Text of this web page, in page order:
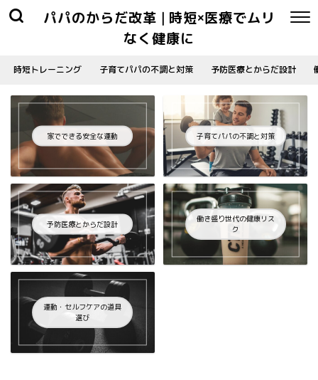
パパのからだ改革 | 時短×医療でムリ
なく健康に
時短トレーニング 子育てパパの不調と対策 予防医療とからだ設計
家でできる安全な運動 子育てパパの不調と対策
予防医療とからだ設計
働き盛り世代の健康リス
ク
運動・セルフケアの道具
選び